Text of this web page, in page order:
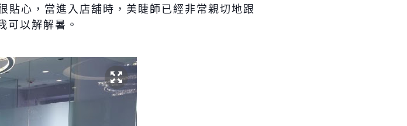
貼心，當進入店舖時，美睫師已經非常親切地跟
可以解解暑。